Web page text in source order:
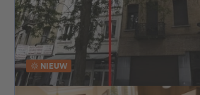
NIEUW